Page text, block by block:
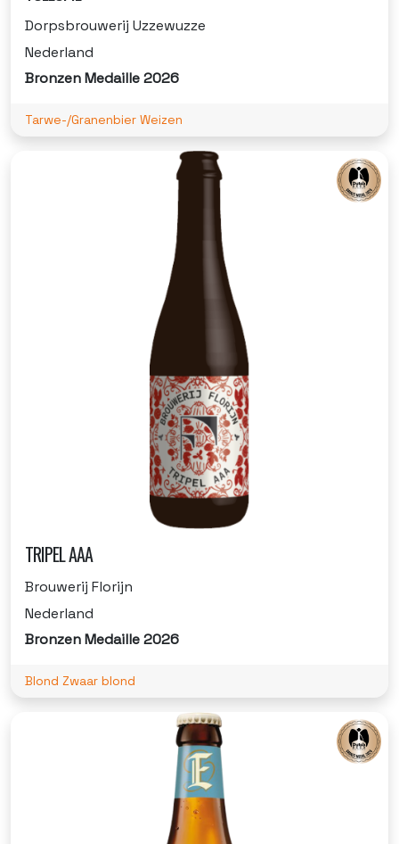
Dorpsbrouwerij Uzzewuzze
Nederland
Bronzen Medaille 2026
Tarwe-/Granenbier Weizen
TRIPEL AAA
Brouwerij Florijn
Nederland
Bronzen Medaille 2026
Blond Zwaar blond